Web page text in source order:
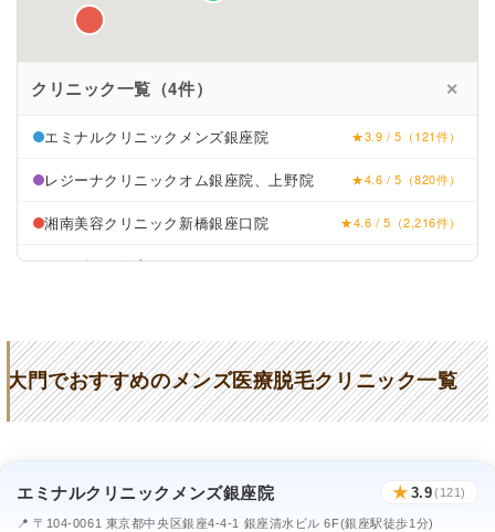
クリニック一覧（4件） ✕
エミナルクリニックメンズ銀座院 ★3.9 / 5（121件）
レジーナクリニックオム銀座院、上野院 ★4.6 / 5（820件）
湘南美容クリニック新橋銀座口院 ★4.6 / 5（2,216件）
メンズリゼ銀座 ★4.1 / 5（92件）
大門でおすすめのメンズ医療脱毛クリニック一覧
エミナルクリニックメンズ銀座院 ★ 3.9(121)
📍 〒104-0061 東京都中央区銀座4-4-1 銀座清水ビル 6F(銀座駅徒歩1分)